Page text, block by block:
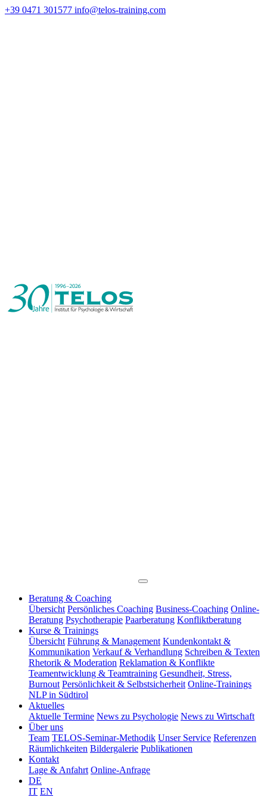
+39 0471 301577 info@telos-training.com
Beratung & Coaching
Übersicht Persönliches Coaching Business-Coaching Online-
Beratung Psychotherapie Paarberatung Konfliktberatung
Kurse & Trainings
Übersicht Führung & Management Kundenkontakt &
Kommunikation Verkauf & Verhandlung Schreiben & Texten
Rhetorik & Moderation Reklamation & Konflikte
Teamentwicklung & Teamtraining Gesundheit, Stress,
Burnout Persönlichkeit & Selbstsicherheit Online-Trainings
NLP in Südtirol
Aktuelles
Aktuelle Termine News zu Psychologie News zu Wirtschaft
Über uns
Team TELOS-Seminar-Methodik Unser Service Referenzen
Räumlichkeiten Bildergalerie Publikationen
Kontakt
Lage & Anfahrt Online-Anfrage
DE
IT EN